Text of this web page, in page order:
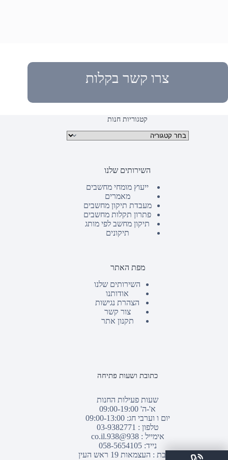
צרו קשר בקלות
קטגוריות חנות
קטגוריות מוצרים
השירותים שלנו
ייעוץ מומחי מחשבים
מאמרים
מעבדת תיקון מחשבים
פתרון תקלות מחשבים
תיקון מחשב לפי מותג
תיקונים
מפת האתר
השירותים שלנו
אודותנו
הצהרת נגישות
צור קשר
תקנון אתר
כתובת ושעות פתיחה
שעות פעילות החנות
א'-ה' 09:00-19:00
יום ו וערבי חג: 09:00-13:00
טלפון : 03-9382771
אימייל :938@938.co.il
נייד: 058-5654105
כתובת : העצמאות 19 ראש העין